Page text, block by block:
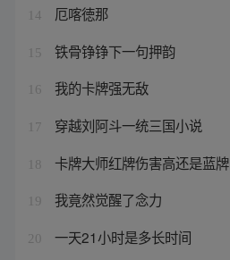
14 厄喀徳那
15 铁骨铮铮下一句押韵
16 我的卡牌强无敌
17 穿越刘阿斗一统三国小说
18 卡牌大师红牌伤害高还是蓝牌
19 我竟然觉醒了念力
20 一天21小时是多长时间